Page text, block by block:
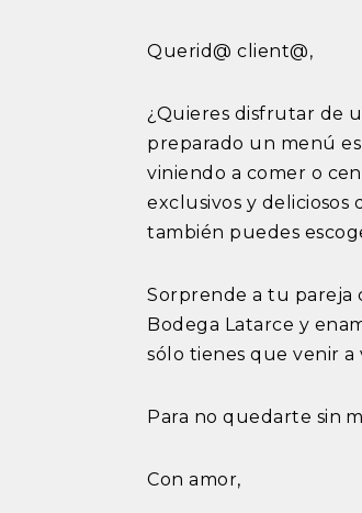
Querid@ client@,
¿Quieres disfrutar de
preparado un menú
viniendo a comer o
exclusivos y
también puedes
Sorprende a tu pareja
Bodega Latarce y
sólo tienes que venir a
Para no quedarte sin
Con amor,